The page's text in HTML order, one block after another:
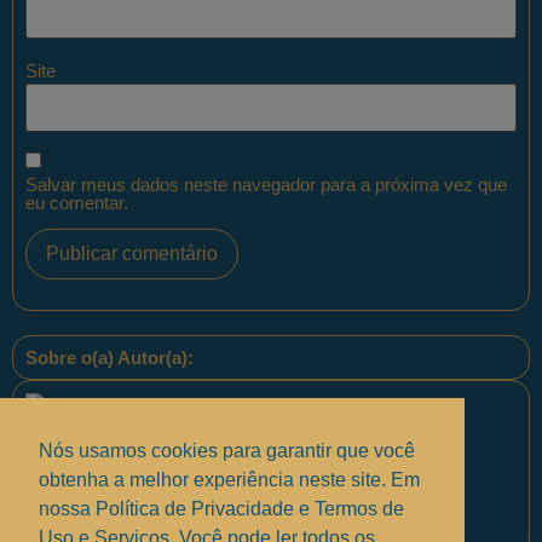
Site
Salvar meus dados neste navegador para a próxima vez que
eu comentar.
Sobre o(a) Autor(a):
Equipe PontoPM
Nós usamos cookies para garantir que você
obtenha a melhor experiência neste site. Em
nossa Política de Privacidade e Termos de